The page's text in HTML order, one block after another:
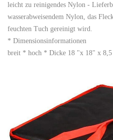
leicht zu reinigendes Nylon -
wasserabweisendem Nylon, das
feuchten Tuch gereinigt wird.
* Dimensionsinformationen
breit * hoch * Dicke 18 "x 18" x